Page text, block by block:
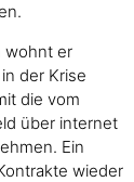
wohnt er
der Krise
die vom
über internet
Ein
wieder